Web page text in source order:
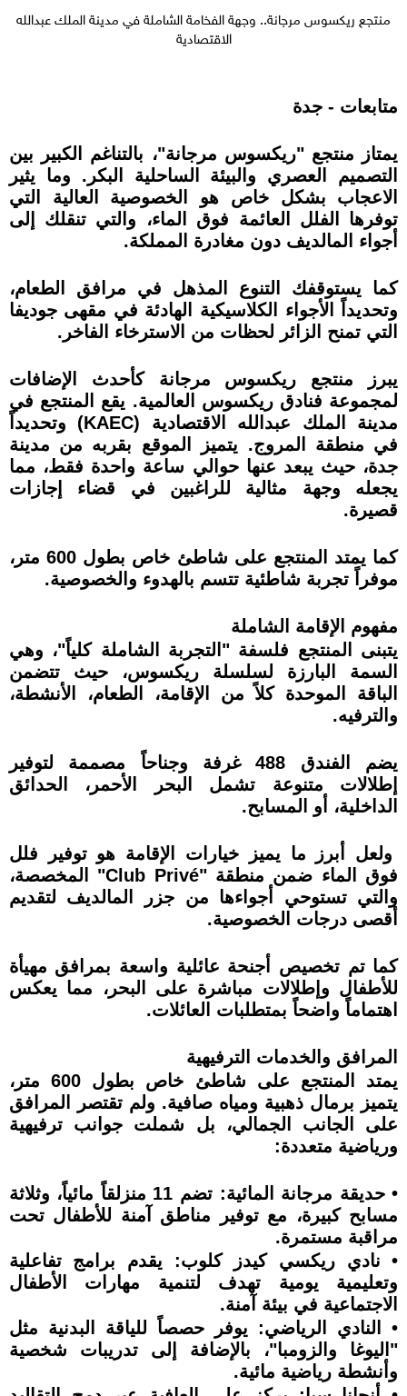
منتجع ريكسوس مرجانة.. وجهة الفخامة الشاملة في مدينة الملك عبدالله
الاقتصادية
متابعات - جدة
يمتاز منتجع "ريكسوس مرجانة"، بالتناغم الكبير بين
التصميم العصري والبيئة الساحلية البكر. وما يثير
الاعجاب بشكل خاص هو الخصوصية العالية التي
توفرها الفلل العائمة فوق الماء، والتي تنقلك إلى
أجواء المالديف دون مغادرة المملكة.
كما يستوقفك التنوع المذهل في مرافق الطعام،
وتحديداً الأجواء الكلاسيكية الهادئة في مقهى جوديفا
التي تمنح الزائر لحظات من الاسترخاء الفاخر.
يبرز منتجع ريكسوس مرجانة كأحدث الإضافات
لمجموعة فنادق ريكسوس العالمية. يقع المنتجع في
مدينة الملك عبدالله الاقتصادية (KAEC) وتحديداً
في منطقة المروج. يتميز الموقع بقربه من مدينة
جدة، حيث يبعد عنها حوالي ساعة واحدة فقط، مما
يجعله وجهة مثالية للراغبين في قضاء إجازات
قصيرة.
كما يمتد المنتجع على شاطئ خاص بطول 600 متر،
موفراً تجربة شاطئية تتسم بالهدوء والخصوصية.
مفهوم الإقامة الشاملة
يتبنى المنتجع فلسفة "التجربة الشاملة كلياً"، وهي
السمة البارزة لسلسلة ريكسوس، حيث تتضمن
الباقة الموحدة كلاً من الإقامة، الطعام، الأنشطة،
والترفيه.
يضم الفندق 488 غرفة وجناحاً مصممة لتوفير
إطلالات متنوعة تشمل البحر الأحمر، الحدائق
الداخلية، أو المسابح.
ولعل أبرز ما يميز خيارات الإقامة هو توفير فلل
فوق الماء ضمن منطقة "Club Privé" المخصصة،
والتي تستوحي أجواءها من جزر المالديف لتقديم
أقصى درجات الخصوصية.
كما تم تخصيص أجنحة عائلية واسعة بمرافق مهيأة
للأطفال وإطلالات مباشرة على البحر، مما يعكس
اهتماماً واضحاً بمتطلبات العائلات.
المرافق والخدمات الترفيهية
يمتد المنتجع على شاطئ خاص بطول 600 متر،
يتميز برمال ذهبية ومياه صافية. ولم تقتصر المرافق
على الجانب الجمالي، بل شملت جوانب ترفيهية
ورياضية متعددة:
• حديقة مرجانة المائية: تضم 11 منزلقاً مائياً، وثلاثة
مسابح كبيرة، مع توفير مناطق آمنة للأطفال تحت
مراقبة مستمرة.
• نادي ريكسي كيدز كلوب: يقدم برامج تفاعلية
وتعليمية يومية تهدف لتنمية مهارات الأطفال
الاجتماعية في بيئة آمنة.
• النادي الرياضي: يوفر حصصاً للياقة البدنية مثل
"اليوغا والزومبا"، بالإضافة إلى تدريبات شخصية
وأنشطة رياضية مائية.